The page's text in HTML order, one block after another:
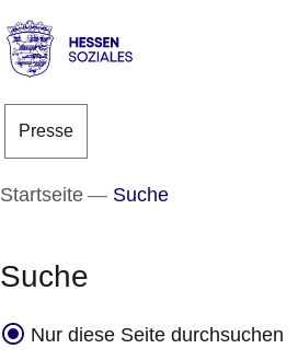
Direkt zum Kopf der
Direkt zum Inhalt
Direkt zum Fuß der
Sozial
Presse
Startseite Suche
Suche
Nur diese Seite durchsuchen